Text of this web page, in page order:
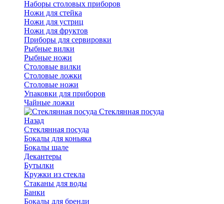
Наборы столовых приборов
Ножи для стейка
Ножи для устриц
Ножи для фруктов
Приборы для сервировки
Рыбные вилки
Рыбные ножи
Столовые вилки
Столовые ложки
Столовые ножи
Упаковки для приборов
Чайные ложки
Стеклянная посуда
Назад
Стеклянная посуда
Бокалы для коньяка
Бокалы шале
Декантеры
Бутылки
Кружки из стекла
Стаканы для воды
Банки
Бокалы для бренди